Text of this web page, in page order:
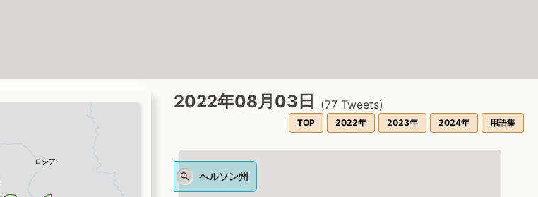
2022年08月03日 (77 Tweets)
TOP 2022年 2023年 2024年 用語集
ヘルソン州